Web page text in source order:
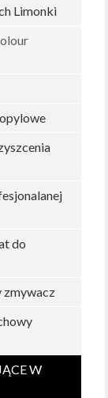
Limonki
do
zmywacz
W